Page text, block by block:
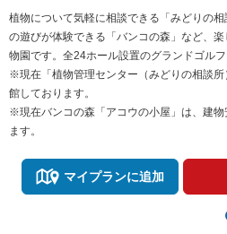
植物について気軽に相談できる「みどりの
の遊びが体験できる「バンコの森」など、
物園です。全24ホール設置のグランドゴルフ
※現在「植物管理センター（みどりの相談
館しております。
※現在バンコの森「アコウの小屋」は、建物
ます。
マイプランに追加